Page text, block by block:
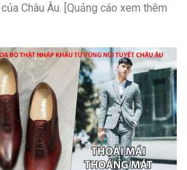
Châu Âu. [Quảng cáo xem thêm